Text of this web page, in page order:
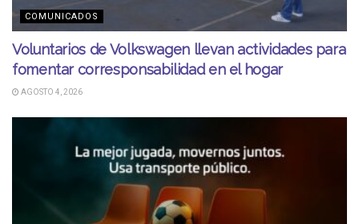
COMUNICADOS
Voluntarios de Volkswagen llevan actividades para
fomentar corresponsabilidad en el hogar
AGOSTO 4, 2026